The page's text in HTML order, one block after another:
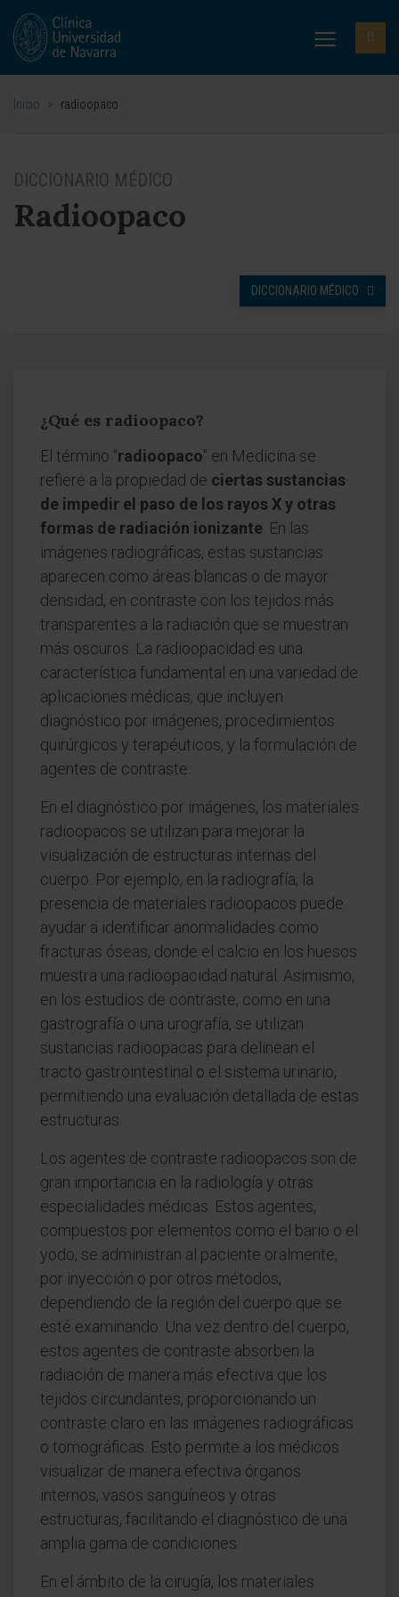
Inicio > radioopaco
DICCIONARIO MÉDICO
Radioopaco
DICCIONARIO MÉDICO
¿Qué es radioopaco?
El término "radioopaco" en Medicina se
refiere a la propiedad de ciertas sustancias
de impedir el paso de los rayos X y otras
formas de radiación ionizante . En las
imágenes radiográficas, estas sustancias
aparecen como áreas blancas o de mayor
densidad, en contraste con los tejidos más
transparentes a la radiación que se muestran
más oscuros. La radioopacidad es una
característica fundamental en una variedad de
aplicaciones médicas, que incluyen
diagnóstico por imágenes, procedimientos
quirúrgicos y terapéuticos, y la formulación de
agentes de contraste.
En el diagnóstico por imágenes, los materiales
radioopacos se utilizan para mejorar la
visualización de estructuras internas del
cuerpo. Por ejemplo, en la radiografía, la
presencia de materiales radioopacos puede
ayudar a identificar anormalidades como
fracturas óseas, donde el calcio en los huesos
muestra una radioopacidad natural. Asimismo,
en los estudios de contraste, como en una
gastrografía o una urografía, se utilizan
sustancias radioopacas para delinean el
tracto gastrointestinal o el sistema urinario,
permitiendo una evaluación detallada de estas
estructuras.
Los agentes de contraste radioopacos son de
gran importancia en la radiología y otras
especialidades médicas. Estos agentes,
compuestos por elementos como el bario o el
yodo, se administran al paciente oralmente,
por inyección o por otros métodos,
dependiendo de la región del cuerpo que se
esté examinando. Una vez dentro del cuerpo,
estos agentes de contraste absorben la
radiación de manera más efectiva que los
tejidos circundantes, proporcionando un
contraste claro en las imágenes radiográficas
o tomográficas. Esto permite a los médicos
visualizar de manera efectiva órganos
internos, vasos sanguíneos y otras
estructuras, facilitando el diagnóstico de una
amplia gama de condiciones.
En el ámbito de la cirugía, los materiales